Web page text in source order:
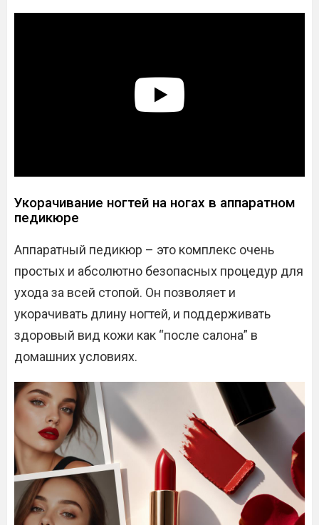
Укорачивание ногтей на ногах в аппаратном
педикюре
Аппаратный педикюр – это комплекс очень
простых и абсолютно безопасных процедур для
ухода за всей стопой. Он позволяет и
укорачивать длину ногтей, и поддерживать
здоровый вид кожи как “после салона” в
домашних условиях.